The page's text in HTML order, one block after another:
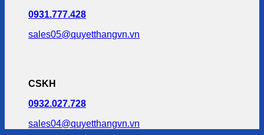
0931.777.428
sales05@quyetthangvn.vn
CSKH
0932.027.728
sales04@quyetthangvn.vn